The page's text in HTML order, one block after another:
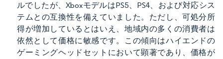
ルでしたが、XboxモデルはPS5、PS4、および対応シス
テムとの互換性を備えていました。ただし、可処分所
得が増加しているとはいえ、地域内の多くの消費者は
依然として価格に敏感です。この傾向はハイエンドの
ゲーミングヘッドセットにおいて顕著であり、価格が